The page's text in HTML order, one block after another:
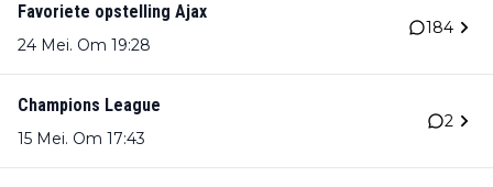
Favoriete opstelling Ajax
24 Mei. Om 19:28
184
Champions League
15 Mei. Om 17:43
2